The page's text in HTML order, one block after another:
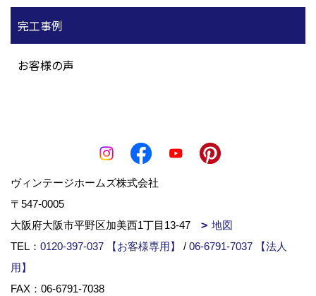
完工事例
お客様の声
ヴィンテージホームズ株式会社
〒547-0005
大阪府大阪市平野区加美西1丁目13-47
地図
TEL： 0120-397-037 【お客様専用】 / 06-6791-7037 【法人
用】
FAX：06-6791-7038